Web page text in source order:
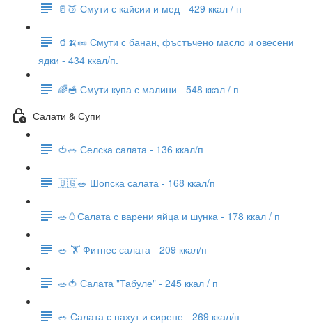
🥛🍑 Смути с кайсии и мед - 429 ккал / п
🥤🍌🥜 Смути с банан, фъстъчено масло и овесени
ядки - 434 ккал/п.
🌈🥣 Смути купа с малини - 548 ккал / п
Салати & Супи
🍅🥗 Селска салата - 136 ккал/п
🇧🇬🥗 Шопска салата - 168 ккал/п
🥗🥚Салата с варени яйца и шунка - 178 ккал / п
🥗 🏋 Фитнес салата - 209 ккал/п
🥗🍅 Салата "Табуле" - 245 ккал / п
🥗 Салата с нахут и сирене - 269 ккал/п